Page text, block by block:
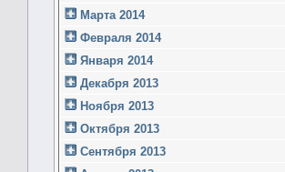
Марта 2014
Февраля 2014
Января 2014
Декабря 2013
Ноября 2013
Октября 2013
Сентября 2013